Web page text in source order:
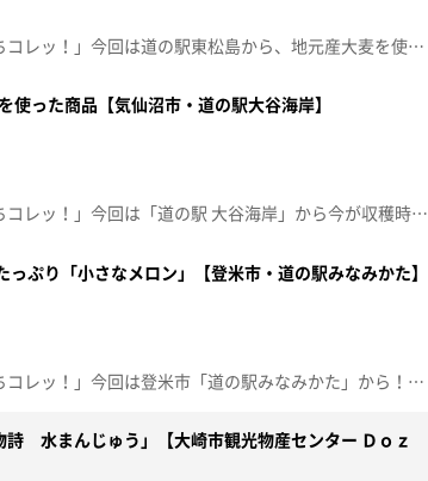
産地直送のおすすめ商品を紹介する「みちコレッ！」今回は道の駅東松島から、地元産大麦を使った地ビールが登場。今月（７月）新発売のオリジナルラベルにも注目です。【放送日：2026年7月14日】【放送局：東日本放送】
使った商品【気仙沼市・道の駅大谷海岸】
産地直送のおすすめ商品を紹介する「みちコレッ！」今回は「道の駅 大谷海岸」から今が収穫時期の甘酸っぱい「桑の実」が登場！ジャムやゼリー、さらにパスタにまで…唐桑半島産の桑の実を使った商品の魅力をたっぷりご紹介します。【放送日：2026年6月16日】【放送局：東日本放送】
っぷり「小さなメロン」【登米市・道の駅みなみかた】
産地直送のおすすめ商品を紹介する「みちコレッ！」今回は登米市「道の駅みなみかた」から！メロン収穫時期の直前に出会える「メロン子」をご紹介！甘そうで甘くない！？昔は捨ててたって本当！？漬物やサラダで味わえるその魅力をお伝えします！【放送日：2026年6月30日】【放送局：東日本放送】
詩 水まんじゅう」【大崎市観光物産センター Ｄｏｚ